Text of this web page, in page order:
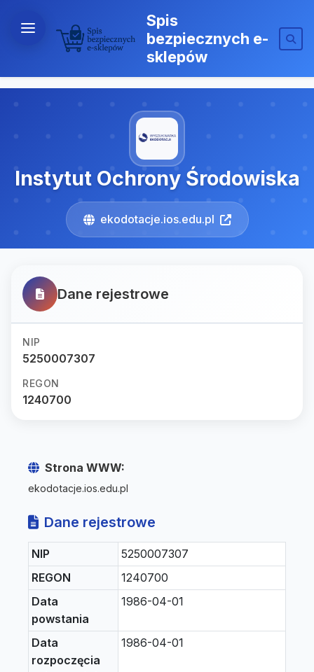
Spis
bezpiecznych e-
sklepów
Instytut Ochrony Środowiska
ekodotacje.ios.edu.pl
Dane rejestrowe
NIP
5250007307
REGON
1240700
Strona WWW:
ekodotacje.ios.edu.pl
Dane rejestrowe
NIP
5250007307
REGON
1240700
Data
powstania
1986-04-01
Data
rozpoczęcia
1986-04-01